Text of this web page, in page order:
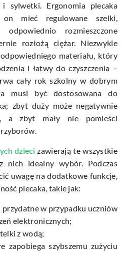
sylwetki. Ergonomia plecaka
mieć regulowane szelki,
rozmieszczone
rozłożą ciężar. Niezwykle
materiału, który
i łatwy do czyszczenia –
cały rok szkolny w dobrym
musi być dostosowana do
zbyt duży może negatywnie
a zbyt mały nie pomieści
dzieci zawierają te wszystkie
nich idealny wybór. Podczas
uwagę na dodatkowe funkcje,
plecaka, takie jak:
w przypadku uczniów
elektronicznych;
z wodą;
zapobiega szybszemu zużyciu